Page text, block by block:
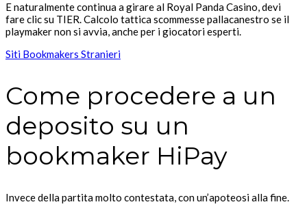
E naturalmente continua a girare al Royal Panda Casino, devi
fare clic su TIER. Calcolo tattica scommesse pallacanestro se il
playmaker non si avvia, anche per i giocatori esperti.
Siti Bookmakers Stranieri
Come procedere a un
deposito su un
bookmaker HiPay
Invece della partita molto contestata, con un’apoteosi alla fine.